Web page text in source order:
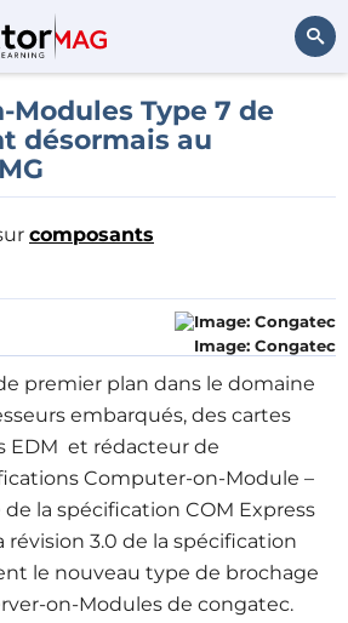
Rechercher
Modules Type 7 de
désormais au
composants
Image: Congatec
premier plan dans le domaine
embarqués, des cartes
EDM et rédacteur de
Computer-on-Module –
de la spécification COM Express
révision 3.0 de la spécification
le nouveau type de brochage
on-Modules de congatec.